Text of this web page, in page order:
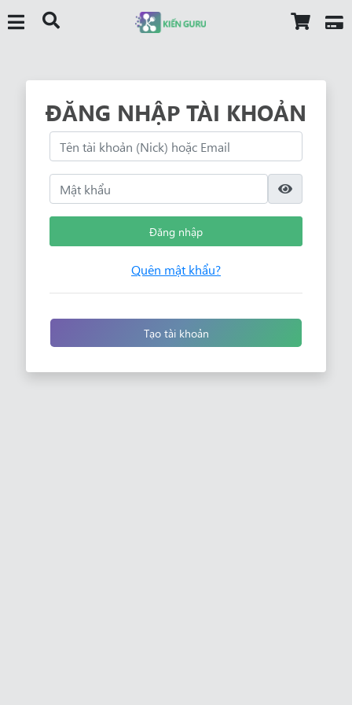
ĐĂNG NHẬP TÀI KHOẢN
Đăng nhập
Quên mật khẩu?
Tạo tài khoản